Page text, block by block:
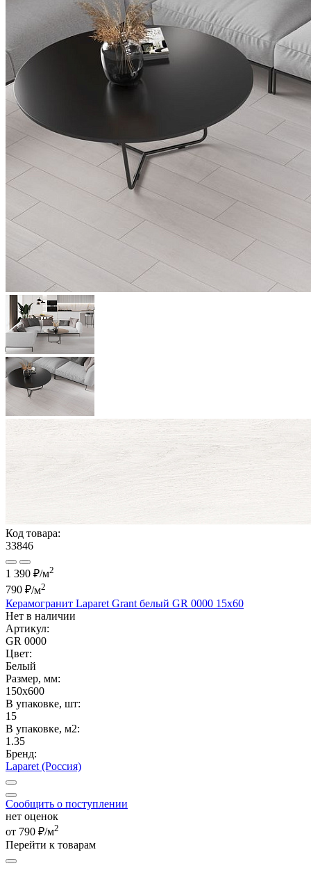
Код товара:
33846
1 390 ₽/м2
790 ₽/м2
Керамогранит Laparet Grant белый GR 0000 15х60
Нет в наличии
Артикул:
GR 0000
Цвет:
Белый
Размер, мм:
150x600
В упаковке, шт:
15
В упаковке, м2:
1.35
Бренд:
Laparet (Россия)
Сообщить о поступлении
нет оценок
от 790 ₽/м2
Перейти к товарам